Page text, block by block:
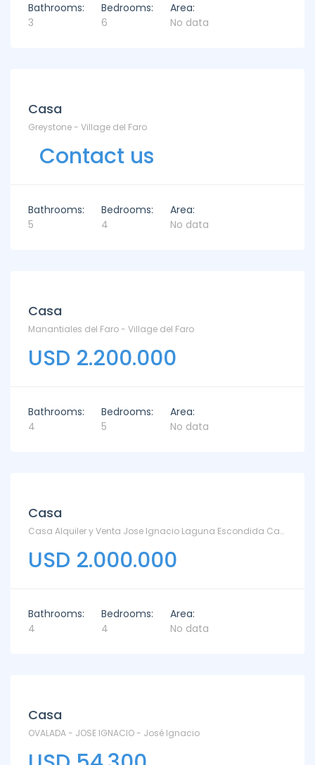
Bathrooms:
3
Bedrooms:
6
Area:
No data
Casa
Greystone - Village del Faro
Contact us
Bathrooms:
5
Bedrooms:
4
Area:
No data
Casa
Manantiales del Faro - Village del Faro
USD 2.200.000
Bathrooms:
4
Bedrooms:
5
Area:
No data
Casa
Casa Alquiler y Venta Jose Ignacio Laguna Escondida Casa - Laguna Escondida
USD 2.000.000
Bathrooms:
4
Bedrooms:
4
Area:
No data
Casa
OVALADA - JOSE IGNACIO - José Ignacio